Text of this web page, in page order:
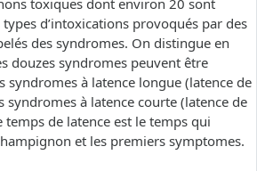
toxiques dont environ 20 sont
d’intoxications provoqués par des
des syndromes. On distingue en
douzes syndromes peuvent être
syndromes à latence longue (latence de
syndromes à latence courte (latence de
temps de latence est le temps qui
et les premiers symptomes.